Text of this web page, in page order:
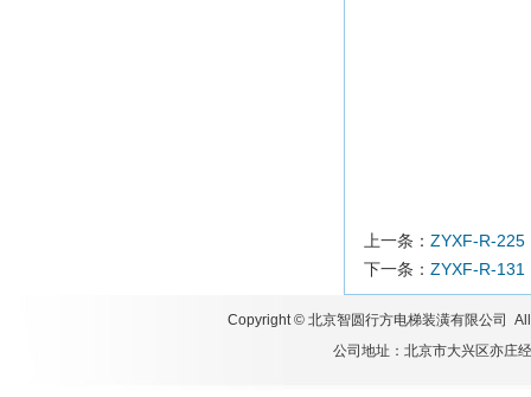
上一条： ZYXF-R-225
下一条： ZYXF-R-131
Copyright © 北京智圆行方电梯装潢有限公司
公司地址：北京市大兴区亦庄